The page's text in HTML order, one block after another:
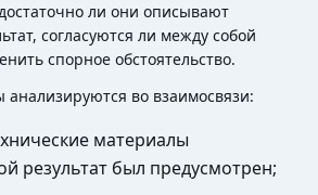
ли они описывают
согласуются ли между собой
спорное обстоятельство.
анализируются во взаимосвязи:
материалы
результат был предусмотрен;